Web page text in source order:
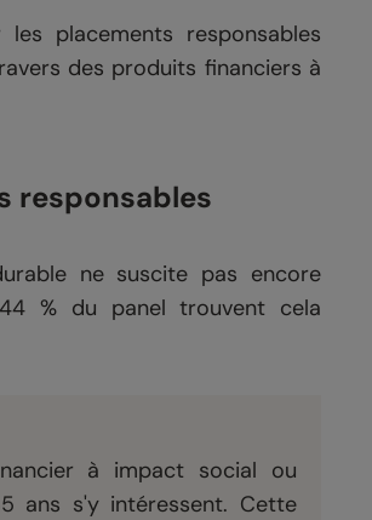
placements responsables
des produits financiers à
responsables
ne suscite pas encore
% du panel trouvent cela
à impact social ou
ans s'y intéressent. Cette